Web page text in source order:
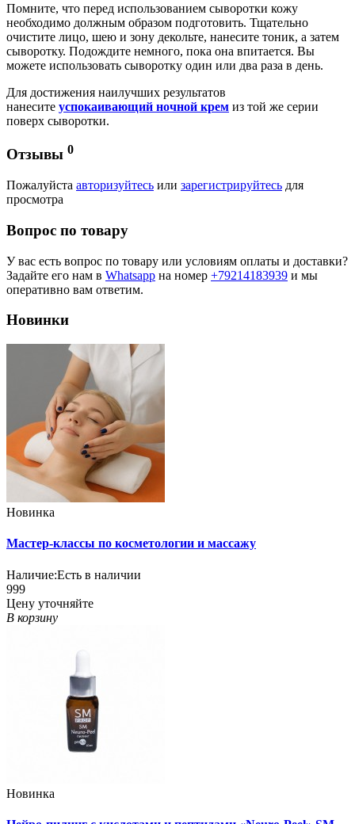
Помните, что перед использованием сыворотки кожу
необходимо должным образом подготовить. Тщательно
очистите лицо, шею и зону декольте, нанесите тоник, а затем
сыворотку. Подождите немного, пока она впитается. Вы
можете использовать сыворотку один или два раза в день.
Для достижения наилучших результатов
нанесите успокаивающий ночной крем из той же серии
поверх сыворотки.
Отзывы 0
Пожалуйста авторизуйтесь или зарегистрируйтесь для
просмотра
Вопрос по товару
У вас есть вопрос по товару или условиям оплаты и доставки?
Задайте его нам в Whatsapp на номер +79214183939 и мы
оперативно вам ответим.
Новинки
Новинка
Мастер-классы по косметологии и массажу
Наличие:Есть в наличии
999
Цену уточняйте
В корзину
Новинка